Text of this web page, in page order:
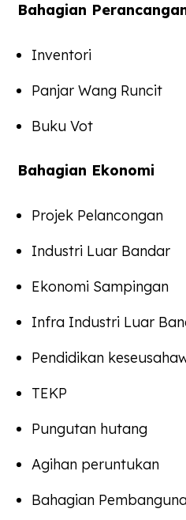
Bahagian
Inventori
Panjar Wang Runcit
Buku Vot
Bahagian Ekonomi
Projek Pelancongan
Industri Luar Bandar
Ekonomi Sampingan
Infra Industri Luar
Pendidikan
TEKP
Pungutan hutang
Agihan peruntukan
Bahagian